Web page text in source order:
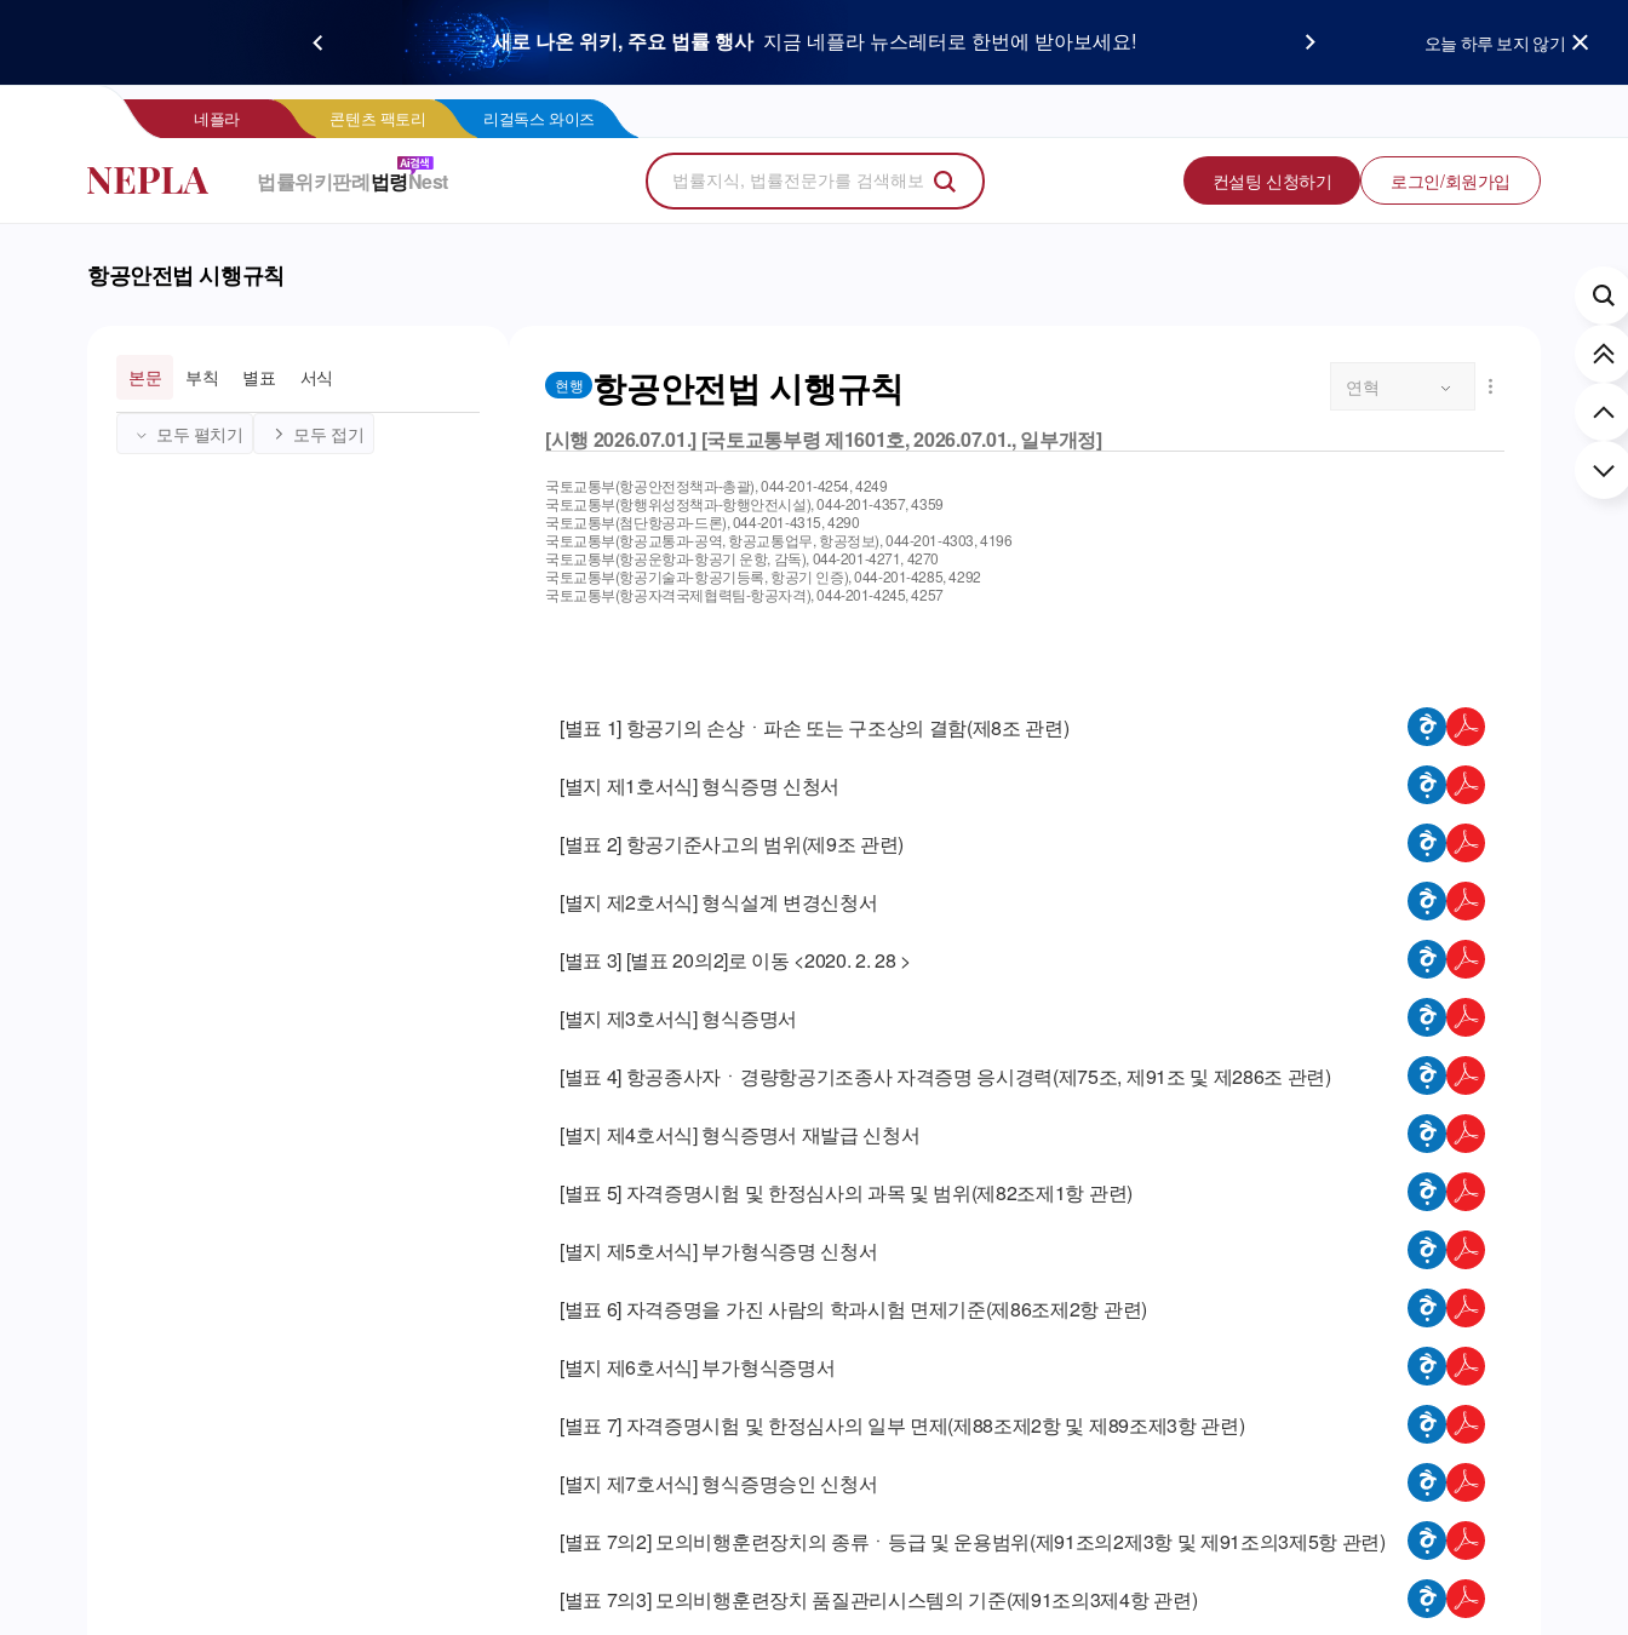
우리 로펌 홈페이지,
콘텐츠 팩토리에서 기고문 1개로 매일 연성하세요.
새로 나온 위키, 주요 법률 행사 지금 네플라 뉴스레터로 한번에 받아보세요!
LegalDocs
Wise 리걸독스 와이즈프로 사전등록 신청하기
네플라 광고 문의 법률 소비자에게 지금 당신의 브랜드를 보여주세요! 오늘 하루 보지 않기
네플라 콘텐츠 팩토리 리걸독스 와이즈
법률위키판례법령Nest 컨설팅 신청하기 로그인/회원가입
항공안전법 시행규칙
본문 부칙 별표 서식
모두 펼치기 모두 접기
현행 항공안전법 시행규칙 연혁
[시행 2026.07.01.] [국토교통부령 제1601호, 2026.07.01., 일부개정]
국토교통부(항공안전정책과-총괄), 044-201-4254, 4249
국토교통부(항행위성정책과-항행안전시설), 044-201-4357, 4359
국토교통부(첨단항공과-드론), 044-201-4315, 4290
국토교통부(항공교통과-공역, 항공교통업무, 항공정보), 044-201-4303, 4196
국토교통부(항공운항과-항공기 운항, 감독), 044-201-4271, 4270
국토교통부(항공기술과-항공기등록, 항공기 인증), 044-201-4285, 4292
국토교통부(항공자격국제협력팀-항공자격), 044-201-4245, 4257
[별표 1] 항공기의 손상ㆍ파손 또는 구조상의 결함(제8조 관련)
[별지 제1호서식] 형식증명 신청서
[별표 2] 항공기준사고의 범위(제9조 관련)
[별지 제2호서식] 형식설계 변경신청서
[별표 3] [별표 20의2]로 이동 <2020. 2. 28 >
[별지 제3호서식] 형식증명서
[별표 4] 항공종사자ㆍ경량항공기조종사 자격증명 응시경력(제75조, 제91조 및 제286조 관련)
[별지 제4호서식] 형식증명서 재발급 신청서
[별표 5] 자격증명시험 및 한정심사의 과목 및 범위(제82조제1항 관련)
[별지 제5호서식] 부가형식증명 신청서
[별표 6] 자격증명을 가진 사람의 학과시험 면제기준(제86조제2항 관련)
[별지 제6호서식] 부가형식증명서
[별표 7] 자격증명시험 및 한정심사의 일부 면제(제88조제2항 및 제89조제3항 관련)
[별지 제7호서식] 형식증명승인 신청서
[별표 7의2] 모의비행훈련장치의 종류ㆍ등급 및 운용범위(제91조의2제3항 및 제91조의3제5항 관련)
[별표 7의3] 모의비행훈련장치 품질관리시스템의 기준(제91조의3제4항 관련)